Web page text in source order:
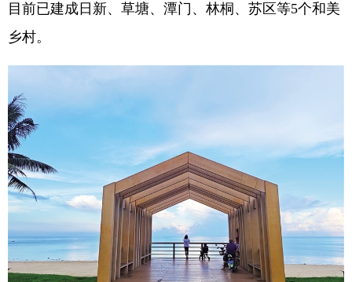
目前已建成日新、草塘、潭门、林桐、苏区等5个和美
乡村。